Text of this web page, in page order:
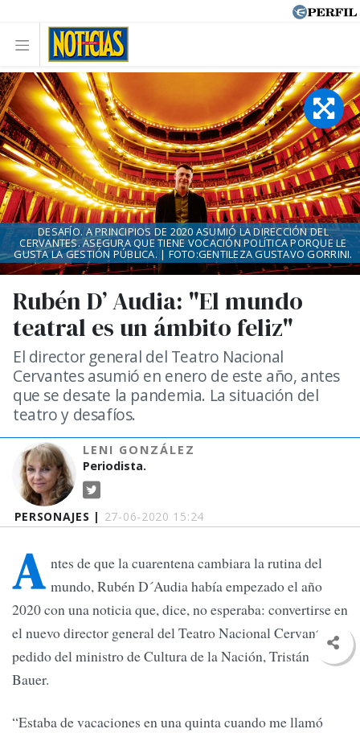
PERSONAJES | 27-06-2020 15:24
Rubén D’ Audia: "El mundo
teatral es un ámbito feliz"
El director general del Teatro Nacional
Cervantes asumió en enero de este año, antes
que se desate la pandemia. La situación del
teatro y desafíos.
LENI GONZÁLEZ
Periodista.
DESAFÍO. A PRINCIPIOS DE 2020 ASUMIÓ LA DIRECCIÓN DEL
CERVANTES. ASEGURA QUE TIENE VOCACIÓN POLÍTICA PORQUE LE
GUSTA LA GESTIÓN PÚBLICA. | FOTO:GENTILEZA GUSTAVO GORRINI.
A ntes de que la cuarentena cambiara la rutina del
mundo, Rubén D´Audia había empezado el año
2020 con una noticia que, dice, no esperaba: convertirse en
el nuevo director general del Teatro Nacional Cervantes, a
pedido del ministro de Cultura de la Nación, Tristán
Bauer.
“Estaba de vacaciones en una quinta cuando me llamó